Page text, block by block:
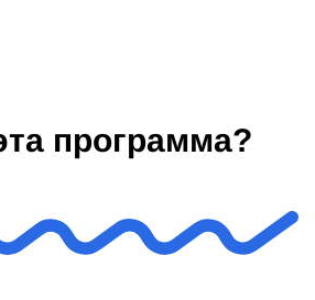
программа?